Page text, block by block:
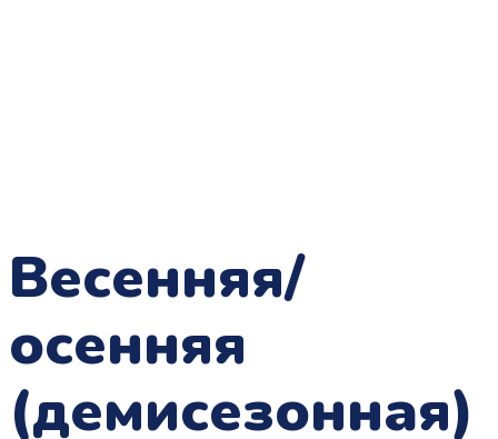
Весенняя/
осенняя
(демисезонная)